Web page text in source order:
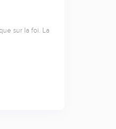
sur la foi. La